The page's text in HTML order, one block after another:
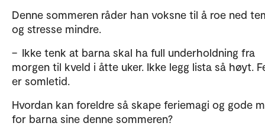
Denne sommeren råder han voksne til å roe ned
og stresse mindre.
– Ikke tenk at barna skal ha full underholdning fra
morgen til kveld i åtte uker. Ikke legg lista så høyt.
er somletid.
Hvordan kan foreldre så skape feriemagi og gode
for barna sine denne sommeren?